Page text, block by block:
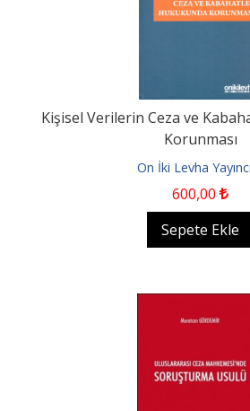
Kişisel Verilerin Ceza ve
Korunması
On İki Levha
600,00
Sepete Ekle